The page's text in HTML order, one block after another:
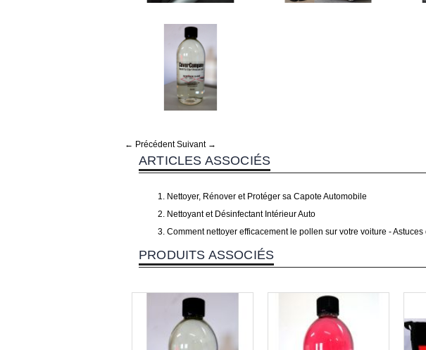
← Précédent Suivant →
ARTICLES ASSOCIÉS
Nettoyer, Rénover et Protéger sa Capote Automobile
Nettoyant et Désinfectant Intérieur Auto
Comment nettoyer efficacement le pollen sur votre voiture - Astuces
PRODUITS ASSOCIÉS